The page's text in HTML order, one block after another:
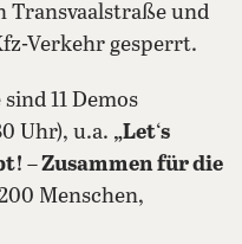
Transvaalstraße und
Verkehr gesperrt.
11 Demos
Uhr), u.a. „Let‘s
– Zusammen für die
Menschen,